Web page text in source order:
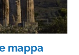
mappa